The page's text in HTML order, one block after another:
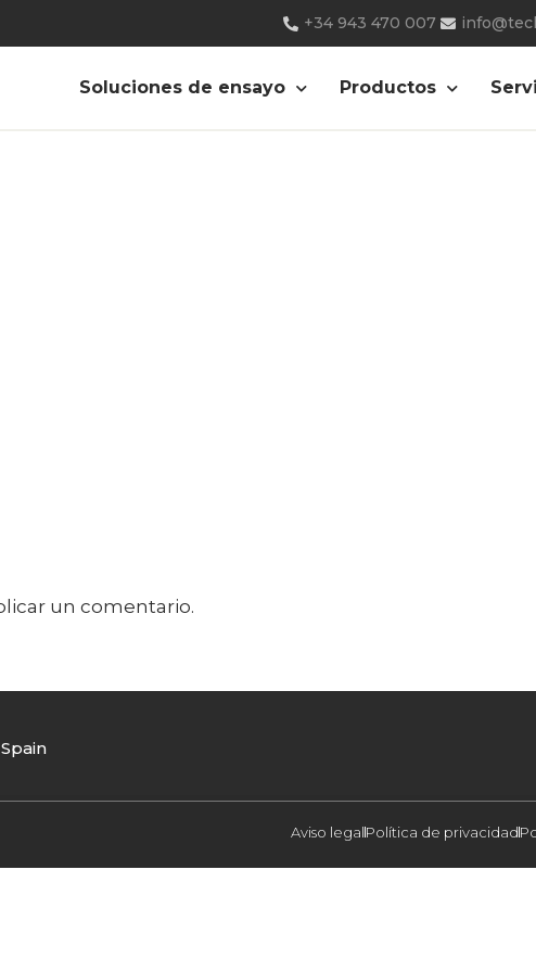
+34 943 470 007
Soluciones de ensayo Productos
universal-ensayos
un comentario.
Aviso legalPolítica de privacidad